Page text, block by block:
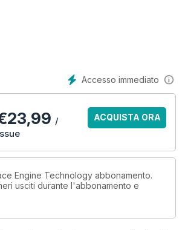
Accesso immediato
23,99 /
ACQUISTA ORA
Engine Technology abbonamento.
usciti durante l'abbonamento e